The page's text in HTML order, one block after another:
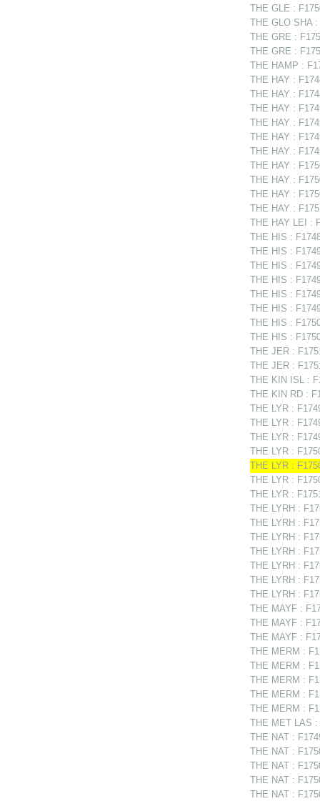
THE GLE :
THE GLO SHA
THE GRE :
THE GRE :
THE HAMP :
THE HAY :
THE HAY :
THE HAY :
THE HAY :
THE HAY :
THE HAY :
THE HAY :
THE HAY :
THE HAY :
THE HAY :
THE HAY LEI :
THE HIS :
THE HIS :
THE HIS :
THE HIS :
THE HIS :
THE HIS :
THE HIS :
THE HIS :
THE JER :
THE JER :
THE KIN ISL :
THE KIN RD :
THE LYR :
THE LYR :
THE LYR :
THE LYR :
THE LYR :
THE LYR :
THE LYR :
THE LYRH :
THE LYRH :
THE LYRH :
THE LYRH :
THE LYRH :
THE LYRH :
THE LYRH :
THE MAYF :
THE MAYF :
THE MAYF :
THE MERM :
THE MERM :
THE MERM :
THE MERM :
THE MERM :
THE MET LAS :
THE NAT :
THE NAT :
THE NAT :
THE NAT :
THE NAT :